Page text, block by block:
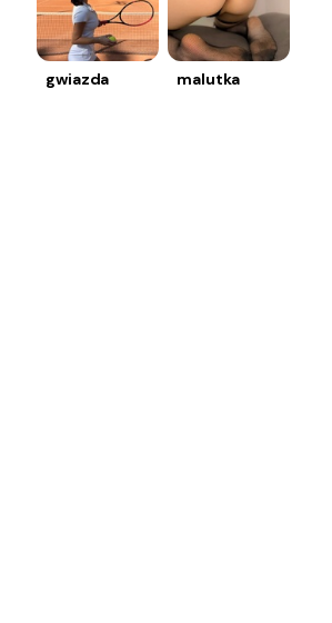
gwiazda malutka